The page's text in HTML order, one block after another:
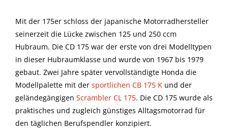
Mit der 175er schloss der japanische Motorradhersteller
seinerzeit die Lücke zwischen 125 und 250 ccm
Hubraum. Die CD 175 war der erste von drei Modelltypen
in dieser Hubraumklasse und wurde von 1967 bis 1979
gebaut. Zwei Jahre später vervollständigte Honda die
Modellpalette mit der sportlichen CB 175 K und der
geländegängigen Scrambler CL 175. Die CD 175 wurde als
praktisches und zugleich günstiges Alltagsmotorrad für
den täglichen Berufspendler konzipiert.